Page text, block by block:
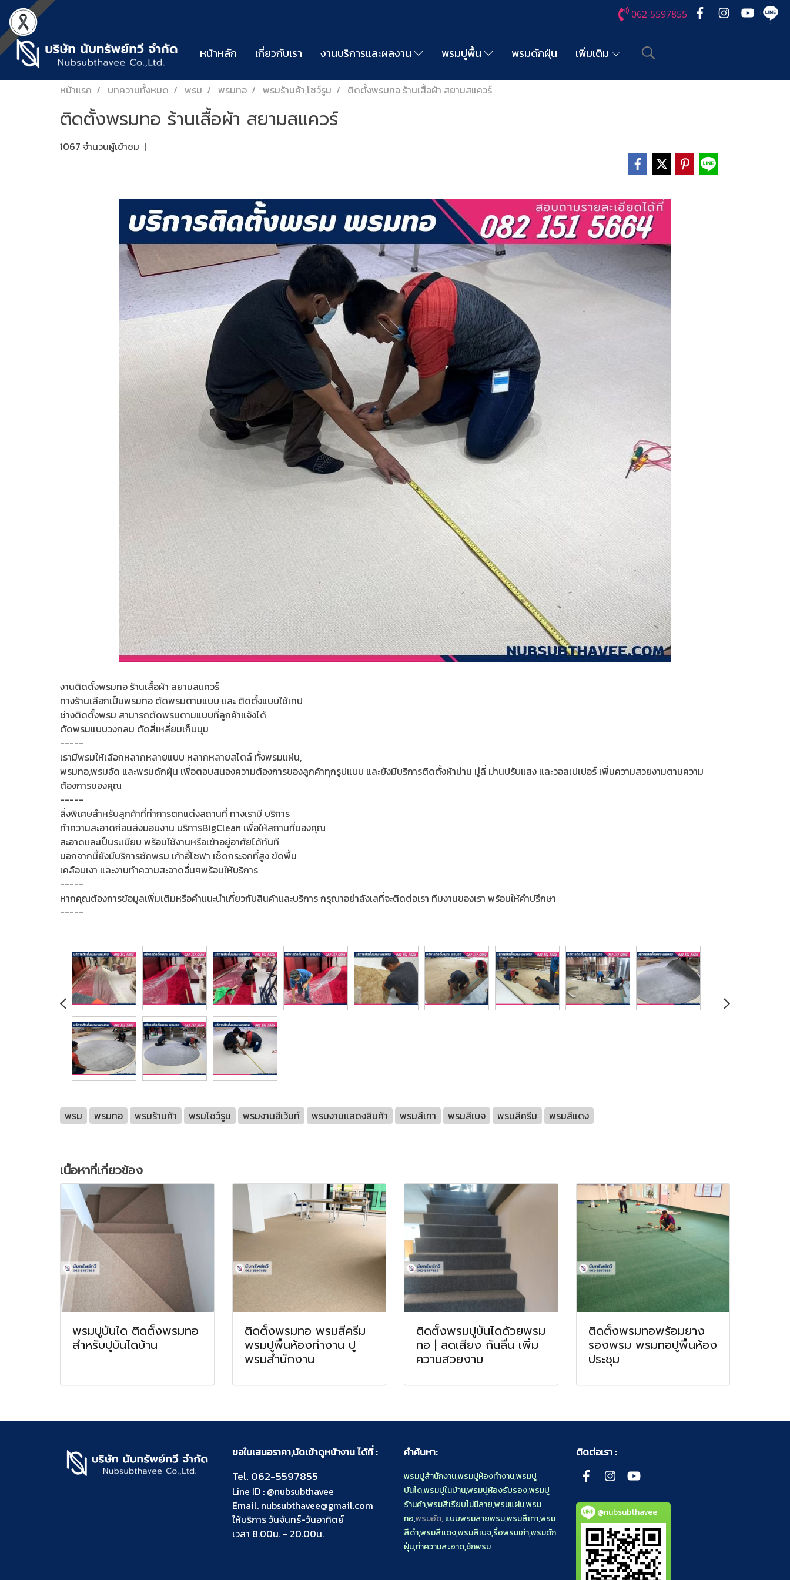
062-5597855
หน้าหลัก เกี่ยวกับเรา งานบริการและผลงาน พรมปูพื้น พรมดักฝุ่น เพิ่มเติม
หน้าแรก บทความทั้งหมด พรม พรมทอ พรมร้านค้า,โชว์รูม ติดตั้งพรมทอ ร้านเสื้อผ้า สยามสแควร์
ติดตั้งพรมทอ ร้านเสื้อผ้า สยามสแควร์
1067 จำนวนผู้เข้าชม |
งานติดตั้งพรมทอ ร้านเสื้อผ้า สยามสแควร์
ทางร้านเลือกเป็นพรมทอ ตัดพรมตามแบบ และ ติดตั้งแบบใช้เทป
ช่างติดตั้งพรม สามารถตัดพรมตามแบบที่ลูกค้าแจ้งได้
ตัดพรมแบบวงกลม ตัดสี่เหลี่ยมเก็บมุม
-----
เรามีพรมให้เลือกหลากหลายแบบ หลากหลายสไตล์ ทั้งพรมแผ่น,
พรมทอ,พรมอัด และพรมดักฝุ่น เพื่อตอบสนองความต้องการของลูกค้าทุกรูปแบบ และยังมีบริการติดตั้งผ้าม่าน มู่ลี่ ม่านปรับแสง และวอลเปเปอร์ เพิ่มความสวยงามตามความ
ต้องการของคุณ
-----
สิ่งพิเศษสำหรับลูกค้าที่ทำการตกแต่งสถานที่ ทางเรามี บริการ
ทำความสะอาดก่อนส่งมอบงาน บริการBigClean เพื่อให้สถานที่ของคุณ
สะอาดและเป็นระเบียบ พร้อมใช้งานหรือเข้าอยู่อาศัยได้ทันที
นอกจากนี้ยังมีบริการซักพรม เก้าอี้โซฟา เช็ดกระจกที่สูง ขัดพื้น
เคลือบเงา และงานทำความสะอาดอื่นๆพร้อมให้บริการ
-----
หากคุณต้องการข้อมูลเพิ่มเติมหรือคำแนะนำเกี่ยวกับสินค้าและบริการ กรุณาอย่าลังเลที่จะติดต่อเรา ทีมงานของเรา พร้อมให้คำปรึกษา
-----
พรม พรมทอ พรมร้านค้า พรมโชว์รูม พรมงานอีเว้นท์ พรมงานแสดงสินค้า พรมสีเทา พรมสีเบจ พรมสีครีม พรมสีแดง
เนื้อหาที่เกี่ยวข้อง
พรมปูบันได ติดตั้งพรมทอ
สำหรับปูบันไดบ้าน
ติดตั้งพรมทอ พรมสีครีม
พรมปูพื้นห้องทำงาน ปู
พรมสำนักงาน
ติดตั้งพรมปูบันไดด้วยพรม
ทอ | ลดเสียง กันลื่น เพิ่ม
ความสวยงาม
ติดตั้งพรมทอพร้อมยาง
รองพรม พรมทอปูพื้นห้อง
ประชุม
ขอใบเสนอราคา,นัดเข้าดูหน้างาน ได้ที่ :
Tel. 062-5597855
Line ID : @nubsubthavee
Email. nubsubthavee@gmail.com
ให้บริการ วันจันทร์-วันอาทิตย์
เวลา 8.00น. - 20.00น.
คำค้นหา:
พรมปูสำนักงาน,พรมปูห้องทำงาน,พรมปู
บันได,พรมปูในบ้าน,พรมปูห้องรับรอง,พรมปู
ร้านค้า,พรมสีเรียบไม่มีลาย,พรมแผ่น,พรม
ทอ,พรมอัด,แบบพรมลายพรม,พรมสีเทา,พรม
สีดำ,พรมสีแดง,พรมสีเบจ,รื้อพรมเก่า,พรมดัก
ฝุ่น,ทำความสะอาด,ซักพรม
ติดต่อเรา :
@nubsubthavee